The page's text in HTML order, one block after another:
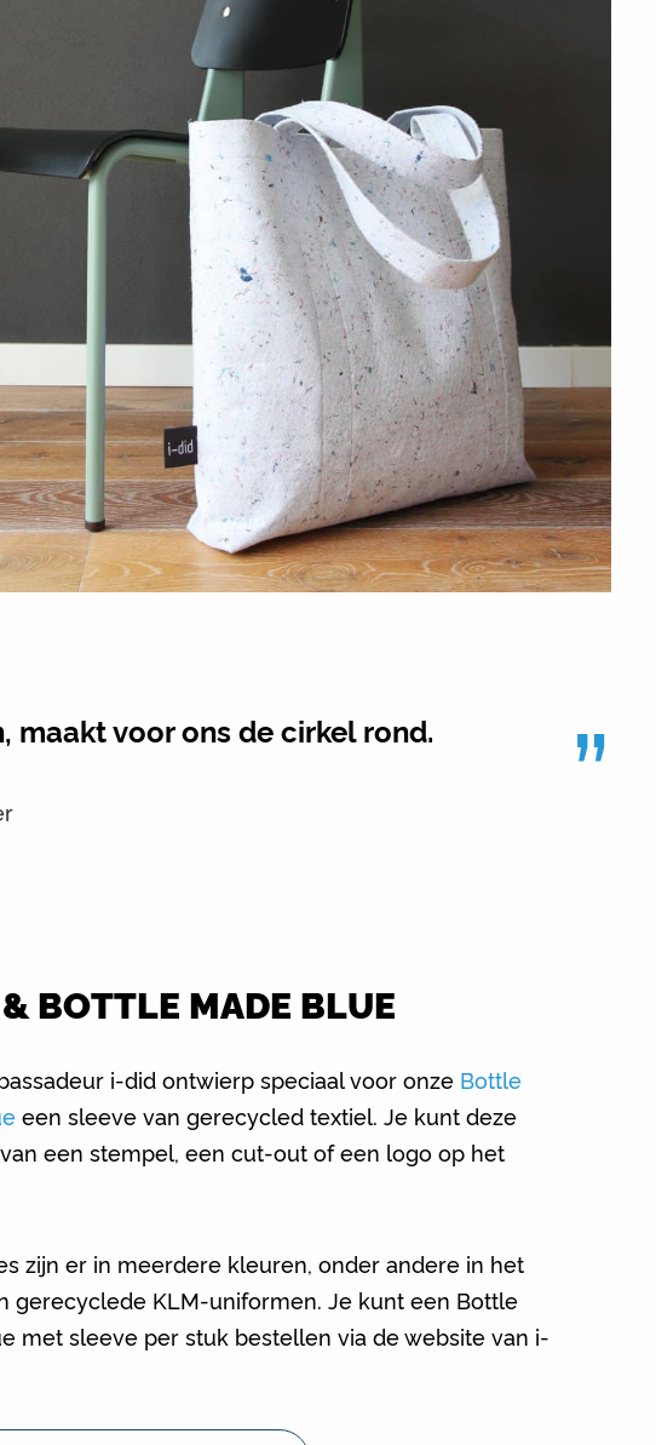
maakt voor ons de cirkel rond. ”
BOTTLE MADE BLUE
i-did ontwierp speciaal voor onze Bottle
een sleeve van gerecycled textiel. Je kunt deze
een stempel, een cut-out of een logo op het
zijn er in meerdere kleuren, onder andere in het
gerecyclede KLM-uniformen. Je kunt een Bottle
met sleeve per stuk bestellen via de website van i-